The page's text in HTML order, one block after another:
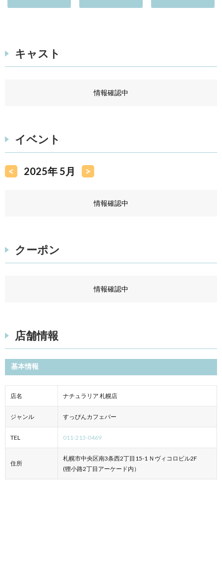
キャスト
情報確認中
イベント
< 2025年 5月 >
情報確認中
クーポン
情報確認中
店舗情報
基本情報
店名 ナチュラリア 札幌店
ジャンル すっぴんカフェバー
TEL 011-213-0469
住所
札幌市中央区南3条西2丁目15-1 Ｎヴィコロビル2F
(狸小路2丁目アーケード内）